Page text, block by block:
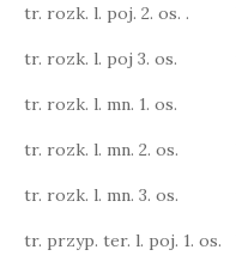
tr. rozk. l. poj. 2. os. .
tr. rozk. l. poj 3. os.
tr. rozk. l. mn. 1. os.
tr. rozk. l. mn. 2. os.
tr. rozk. l. mn. 3. os.
tr. przyp. ter. l. poj. 1. os.